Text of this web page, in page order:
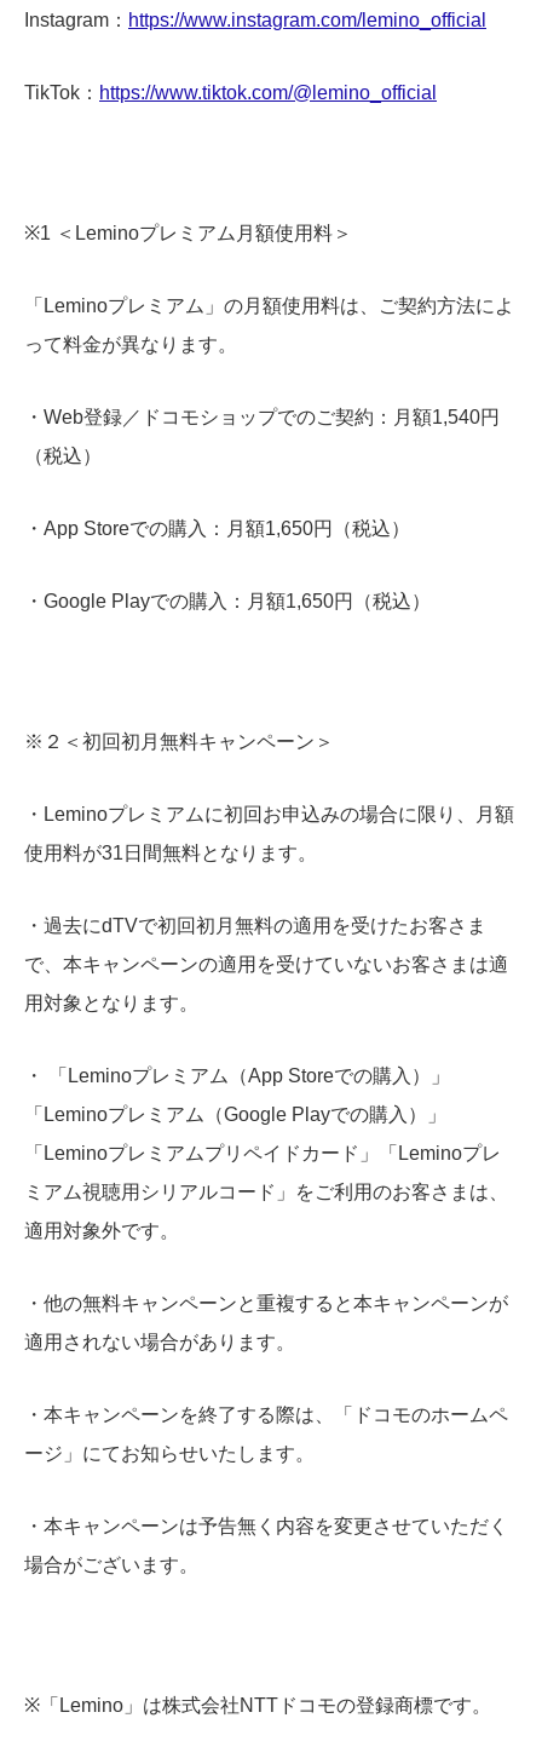
Instagram： https://www.instagram.com/lemino_official
TikTok： https://www.tiktok.com/@lemino_official
※1 ＜Leminoプレミアム月額使用料＞
「Leminoプレミアム」の月額使用料は、ご契約方法によ
って料金が異なります。
・Web登録／ドコモショップでのご契約：月額1,540円
（税込）
・App Storeでの購入：月額1,650円（税込）
・Google Playでの購入：月額1,650円（税込）
※２＜初回初月無料キャンペーン＞
・Leminoプレミアムに初回お申込みの場合に限り、月額
使用料が31日間無料となります。
・過去にdTVで初回初月無料の適用を受けたお客さま
で、本キャンペーンの適用を受けていないお客さまは適
用対象となります。
・ 「Leminoプレミアム（App Storeでの購入）」
「Leminoプレミアム（Google Playでの購入）」
「Leminoプレミアムプリペイドカード」「Leminoプレ
ミアム視聴用シリアルコード」をご利用のお客さまは、
適用対象外です。
・他の無料キャンペーンと重複すると本キャンペーンが
適用されない場合があります。
・本キャンペーンを終了する際は、「ドコモのホームペ
ージ」にてお知らせいたします。
・本キャンペーンは予告無く内容を変更させていただく
場合がございます。
※「Lemino」は株式会社NTTドコモの登録商標です。